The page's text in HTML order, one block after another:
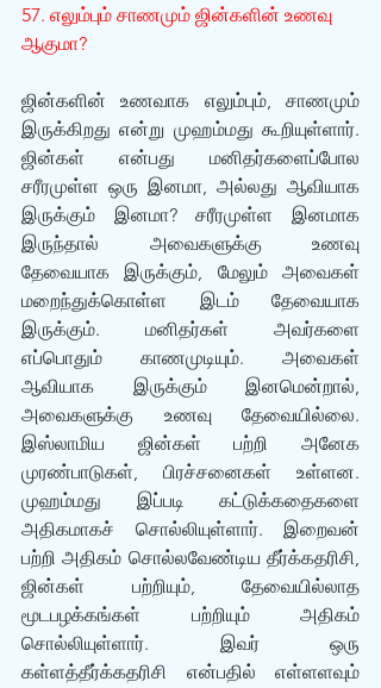
57. எலும்பும் சாணமும் ஜின்களின் உணவு
ஆகுமா?
ஜின்களின் உணவாக எலும்பும், சாணமும்
இருக்கிறது என்று முஹம்மது கூறியுள்ளார்.
ஜின்கள் என்பது மனிதர்களைப்போல
சரீரமுள்ள ஒரு இனமா, அல்லது ஆவியாக
இருக்கும் இனமா? சரீரமுள்ள இனமாக
இருந்தால் அவைகளுக்கு உணவு
தேவையாக இருக்கும், மேலும் அவைகள்
மறைந்துக்கொள்ள இடம் தேவையாக
இருக்கும். மனிதர்கள் அவர்களை
எப்பொதும் காணமுடியும். அவைகள்
ஆவியாக இருக்கும் இனமென்றால்,
அவைகளுக்கு உணவு தேவையில்லை.
இஸ்லாமிய ஜின்கள் பற்றி அனேக
முரண்பாடுகள், பிரச்சனைகள் உள்ளன.
முஹம்மது இப்படி கட்டுக்கதைகளை
அதிகமாகச் சொல்லியுள்ளார். இறைவன்
பற்றி அதிகம் சொல்லவேண்டிய தீர்க்கதரிசி,
ஜின்கள் பற்றியும், தேவையில்லாத
மூடபழக்கங்கள் பற்றியும் அதிகம்
சொல்லியுள்ளார். இவர் ஒரு
கள்ளத்தீர்க்கதரிசி என்பதில் எள்ளளவும்